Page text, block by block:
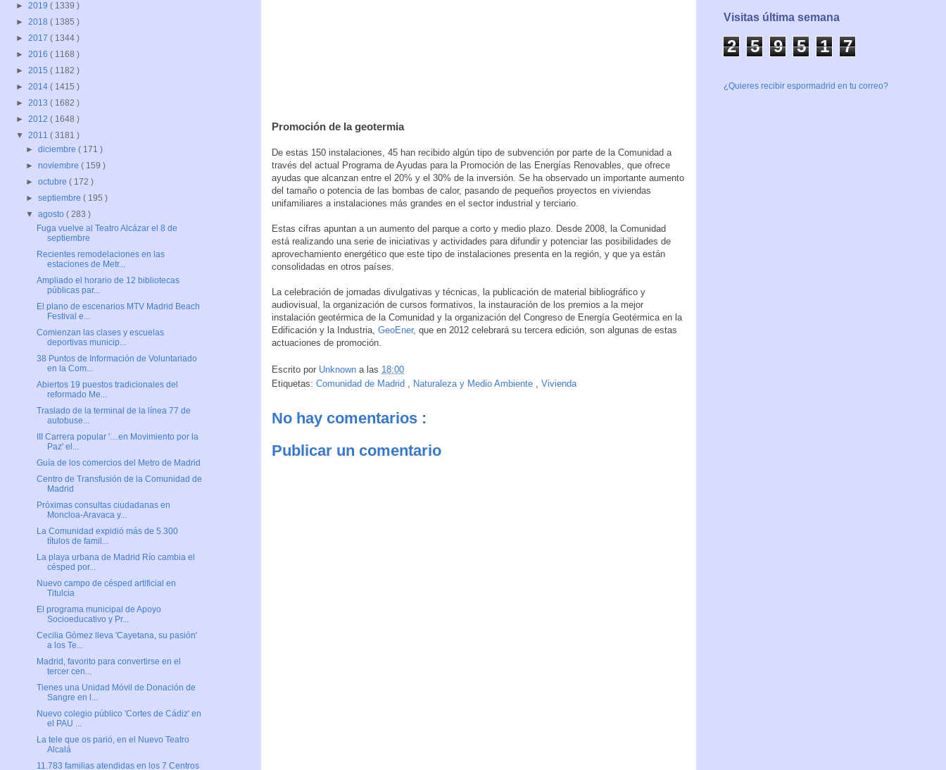
Promoción de la geotermia
De estas 150 instalaciones, 45 han recibido algún tipo de subvención por parte de la Comunidad a
través del actual Programa de Ayudas para la Promoción de las Energías Renovables, que ofrece
ayudas que alcanzan entre el 20% y el 30% de la inversión. Se ha observado un importante aumento
del tamaño o potencia de las bombas de calor, pasando de pequeños proyectos en viviendas
unifamiliares a instalaciones más grandes en el sector industrial y terciario.
Estas cifras apuntan a un aumento del parque a corto y medio plazo. Desde 2008, la Comunidad
está realizando una serie de iniciativas y actividades para difundir y potenciar las posibilidades de
aprovechamiento energético que este tipo de instalaciones presenta en la región, y que ya están
consolidadas en otros países.
La celebración de jornadas divulgativas y técnicas, la publicación de material bibliográfico y
audiovisual, la organización de cursos formativos, la instauración de los premios a la mejor
instalación geotérmica de la Comunidad y la organización del Congreso de Energía Geotérmica en la
Edificación y la Industria, GeoEner, que en 2012 celebrará su tercera edición, son algunas de estas
actuaciones de promoción.
Escrito por Unknown a las 18:00
Etiquetas: Comunidad de Madrid , Naturaleza y Medio Ambiente , Vivienda
No hay comentarios :
Publicar un comentario
► 2019 ( 1339 )
► 2018 ( 1385 )
► 2017 ( 1344 )
► 2016 ( 1168 )
► 2015 ( 1182 )
► 2014 ( 1415 )
► 2013 ( 1682 )
► 2012 ( 1648 )
▼ 2011 ( 3181 )
►diciembre( 171 )
►noviembre( 159 )
►octubre( 172 )
►septiembre( 195 )
▼agosto( 283 )
Fuga vuelve al Teatro Alcázar el 8 de
septiembre
Recientes remodelaciones en las
estaciones de Metr...
Ampliado el horario de 12 bibliotecas
públicas par...
El plano de escenarios MTV Madrid Beach
Festival e...
Comienzan las clases y escuelas
deportivas municip...
38 Puntos de Información de Voluntariado
en la Com...
Abiertos 19 puestos tradicionales del
reformado Me...
Traslado de la terminal de la línea 77 de
autobuse...
III Carrera popular '…en Movimiento por la
Paz' el...
Guía de los comercios del Metro de Madrid
Centro de Transfusión de la Comunidad de
Madrid
Próximas consultas ciudadanas en
Moncloa-Aravaca y...
La Comunidad expidió más de 5.300
títulos de famil...
La playa urbana de Madrid Río cambia el
césped por...
Nuevo campo de césped artificial en
Titulcia
El programa municipal de Apoyo
Socioeducativo y Pr...
Cecilia Gómez lleva 'Cayetana, su pasión'
a los Te...
Madrid, favorito para convertirse en el
tercer cen...
Tienes una Unidad Móvil de Donación de
Sangre en l...
Nuevo colegio público 'Cortes de Cádiz' en
el PAU ...
La tele que os parió, en el Nuevo Teatro
Alcalá
11.783 familias atendidas en los 7 Centros
Visitas última semana
2 5 9 5 1 7
¿Quieres recibir espormadrid en tu correo?